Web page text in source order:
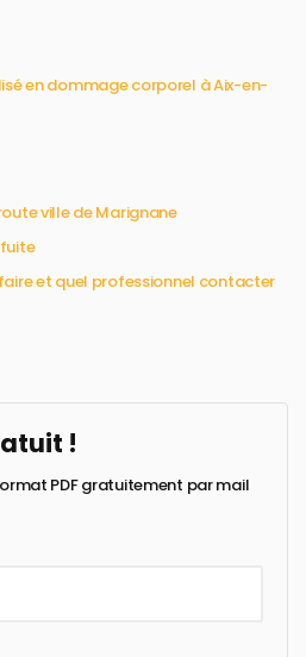
en dommage corporel à Aix-en-
ville de Marignane
et quel professionnel contacter
!
PDF gratuitement par mail